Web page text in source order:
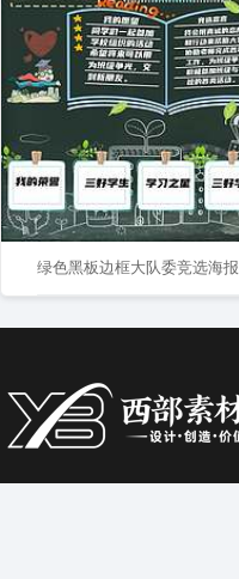
绿色黑板边框大队委竞选海报